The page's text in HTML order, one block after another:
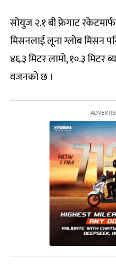
सोयुज २.१ बी फ्रेगाट
मिसनलाई लूना ग्लोब मिसन
४६.३ मिटर लामो, १०.३ मिटर
वजनको छ ।